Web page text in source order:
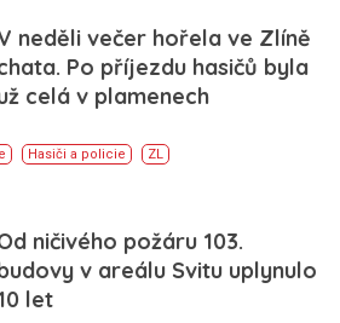
neděli večer hořela ve Zlíně
Po příjezdu hasičů byla
celá v plamenech
Hasiči a policie ZL
ničivého požáru 103.
v areálu Svitu uplynulo
let